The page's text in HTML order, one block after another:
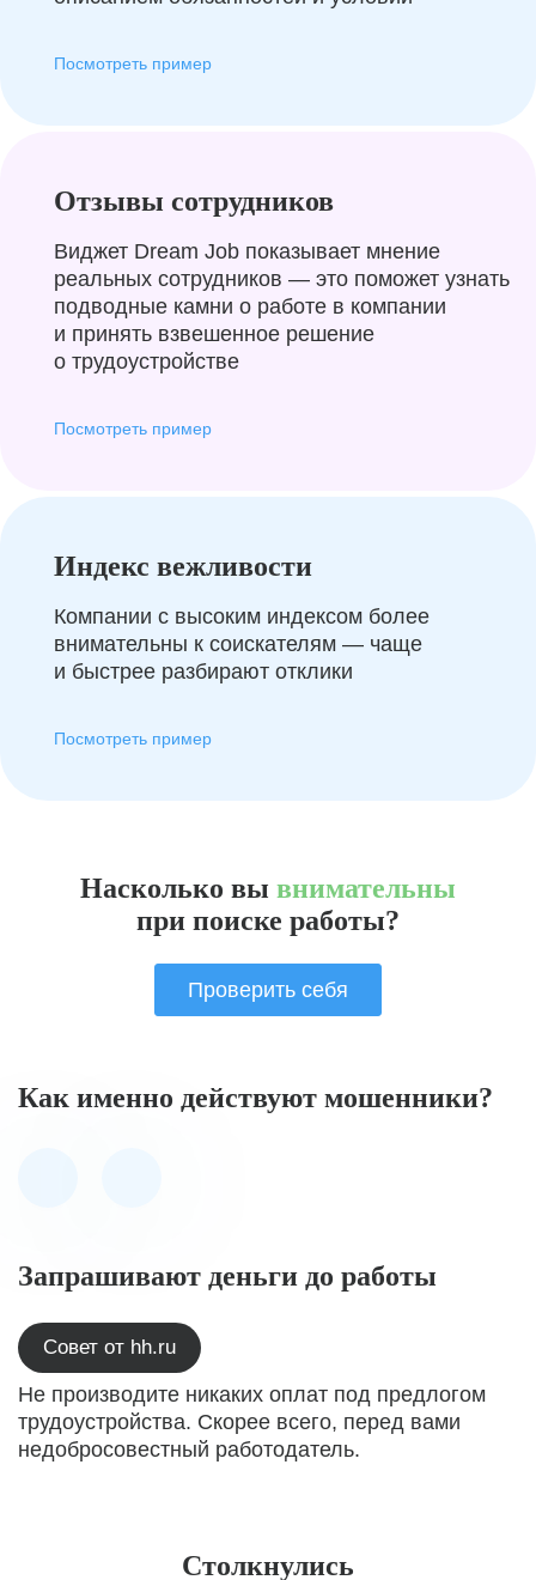
Посмотреть пример
Отзывы сотрудников
Виджет Dream Job показывает мнение
реальных сотрудников — это поможет узнать
подводные камни о работе в компании
и принять взвешенное решение
о трудоустройстве
Посмотреть пример
Индекс вежливости
Компании с высоким индексом более
внимательны к соискателям — чаще
и быстрее разбирают отклики
Посмотреть пример
Насколько вы внимательны
при поиске работы?
Проверить себя
Как именно действуют мошенники?
Запрашивают деньги до работы
Совет от hh.ru
Не производите никаких оплат под предлогом
трудоустройства. Скорее всего, перед вами
недобросовестный работодатель.
Столкнулись